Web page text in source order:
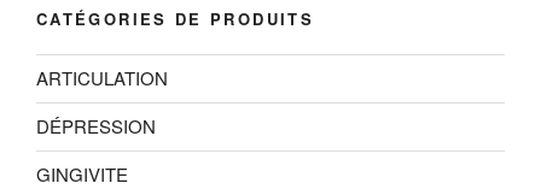
CATÉGORIES DE PRODUITS
ARTICULATION
DÉPRESSION
GINGIVITE